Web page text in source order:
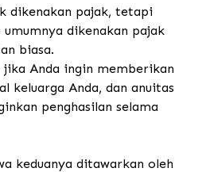
dikenakan pajak, tetapi
dikenakan pajak
biasa.
jika Anda ingin memberikan
keluarga Anda, dan anuitas
penghasilan selama
keduanya ditawarkan oleh